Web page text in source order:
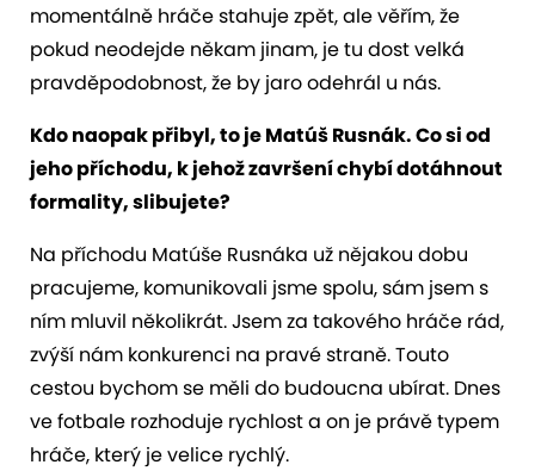
momentálně hráče stahuje zpět, ale věřím, že
pokud neodejde někam jinam, je tu dost velká
pravděpodobnost, že by jaro odehrál u nás.
Kdo naopak přibyl, to je Matúš Rusnák. Co si od
jeho příchodu, k jehož završení chybí dotáhnout
formality, slibujete?
Na příchodu Matúše Rusnáka už nějakou dobu
pracujeme, komunikovali jsme spolu, sám jsem s
ním mluvil několikrát. Jsem za takového hráče rád,
zvýší nám konkurenci na pravé straně. Touto
cestou bychom se měli do budoucna ubírat. Dnes
ve fotbale rozhoduje rychlost a on je právě typem
hráče, který je velice rychlý.